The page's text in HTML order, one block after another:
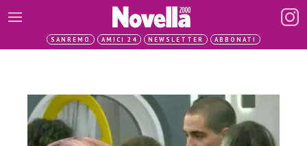
SANREMO AMICI 24 NEWSLETTER ABBONATI